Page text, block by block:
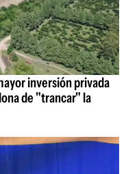
inversión privada
de "trancar" la